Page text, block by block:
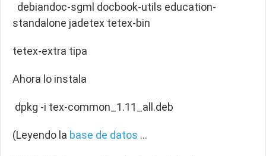
debiandoc-sgml docbook-utils education-
standalone jadetex tetex-bin
tetex-extra tipa
Ahora lo instala
dpkg -i tex-common_1.11_all.deb
(Leyendo la base de datos …